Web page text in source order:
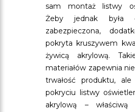
sam montaż listwy
Żeby jednak była
zabezpieczona,
pokryta kruszywem
żywicą akrylową.
materiałów zapewnia
trwałość produktu,
pokryciu listwy
akrylową – właściwą